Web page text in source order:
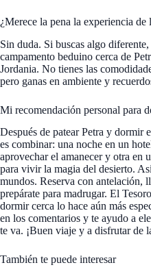
¿Merece la pena la experiencia de
Sin duda. Si buscas algo
campamento beduino cerca de
Jordania. No tienes las
pero ganas en ambiente y
Mi recomendación personal para
Después de patear Petra y dormir
es combinar: una noche en un
aprovechar el amanecer y otra en
para vivir la magia del desierto.
mundos. Reserva con antelación,
prepárate para madrugar. El
dormir cerca lo hace aún más
en los comentarios y te ayudo a
te va. ¡Buen viaje y a disfrutar de
También te puede interesar